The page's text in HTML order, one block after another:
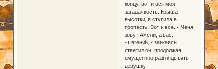
концу, вот и вся моя
загадачность. Крыша
высотки, я ступила в
пропасть. Вот и все. - Меня
зовут Амели, а вас.
- Евгений, - заикаясь
ответил он, продолжая
смущеннно разглядывать
девушку.